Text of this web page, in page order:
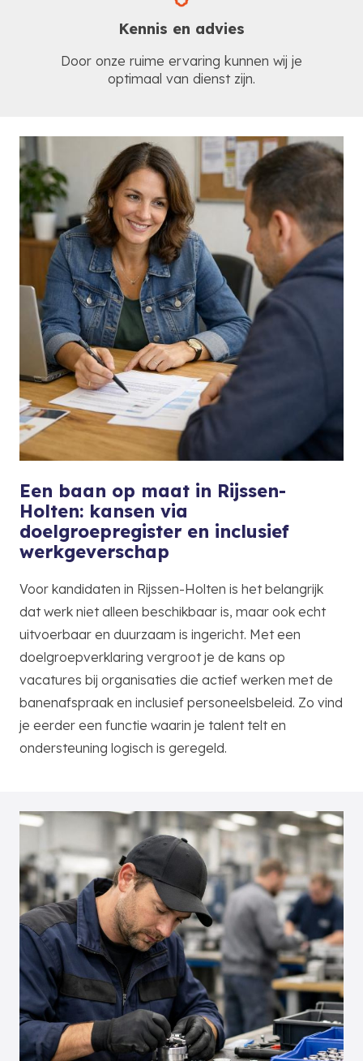
Kennis en advies
Door onze ruime ervaring kunnen wij je
optimaal van dienst zijn.
Een baan op maat in Rijssen-
Holten: kansen via
doelgroepregister en inclusief
werkgeverschap
Voor kandidaten in Rijssen-Holten is het belangrijk
dat werk niet alleen beschikbaar is, maar ook echt
uitvoerbaar en duurzaam is ingericht. Met een
doelgroepverklaring vergroot je de kans op
vacatures bij organisaties die actief werken met de
banenafspraak en inclusief personeelsbeleid. Zo vind
je eerder een functie waarin je talent telt en
ondersteuning logisch is geregeld.